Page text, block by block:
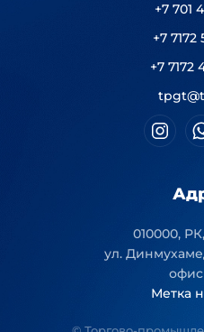
+7 701
+7 7172
+7 7172
010000,
ул.
офис
Метка